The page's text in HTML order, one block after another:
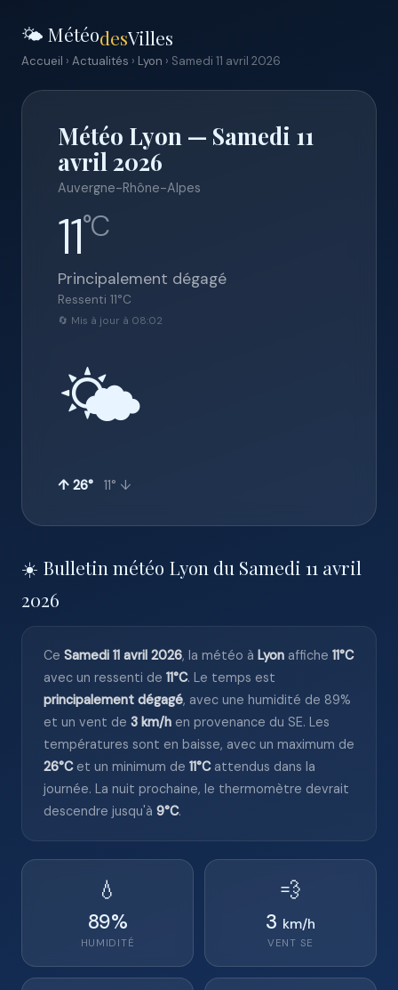
🌤️ MétéodesVilles
Accueil › Actualités › Lyon › Samedi 11 avril 2026
Météo Lyon — Samedi 11
avril 2026
Auvergne-Rhône-Alpes
11°C
Principalement dégagé
Ressenti 11°C
🔄 Mis à jour à 08:02
🌤️
↑ 26° 11° ↓
☀️ Bulletin météo Lyon du Samedi 11 avril
2026
Ce Samedi 11 avril 2026, la météo à Lyon affiche 11°C
avec un ressenti de 11°C. Le temps est
principalement dégagé, avec une humidité de 89%
et un vent de 3 km/h en provenance du SE. Les
températures sont en baisse, avec un maximum de
26°Cet un minimum de 11°Cattendus dans la
journée. La nuit prochaine, le thermomètre devrait
descendre jusqu'à 9°C.
💧
89%
HUMIDITÉ
💨
3 km/h
VENT SE